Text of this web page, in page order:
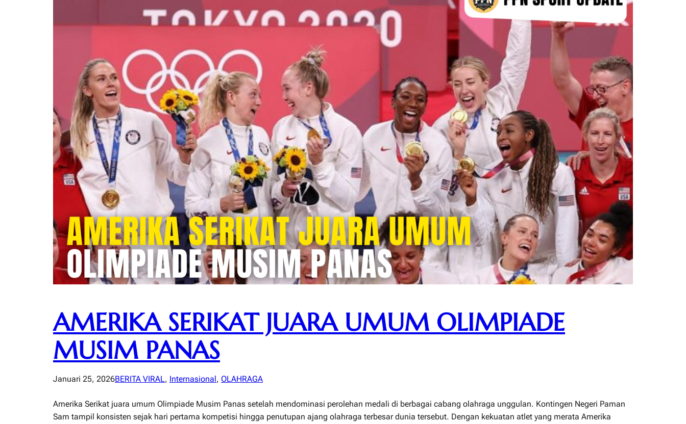
AMERIKA SERIKAT JUARA UMUM OLIMPIADE
MUSIM PANAS
Januari 25, 2026BERITA VIRAL, Internasional , OLAHRAGA
Amerika Serikat juara umum Olimpiade Musim Panas setelah mendominasi perolehan medali di berbagai cabang olahraga unggulan. Kontingen Negeri Paman
Sam tampil konsisten sejak hari pertama kompetisi hingga penutupan ajang olahraga terbesar dunia tersebut. Dengan kekuatan atlet yang merata Amerika